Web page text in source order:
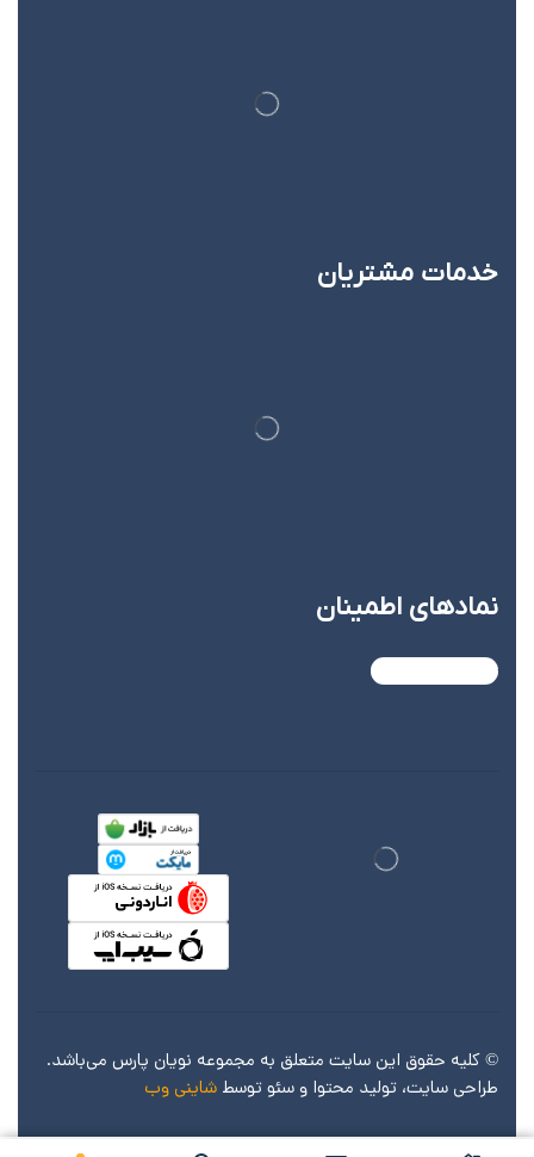
خدمات مشتریان
نماد‌های اطمینان
© کليه حقوق اين سايت متعلق به مجموعه نویان پارس می‌باشد.
طراحی سایت، تولید محتوا و سئو توسط شاینی وب